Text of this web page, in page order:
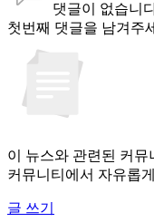
댓글이 없습니
첫번째 댓글을 남겨주
이 뉴스와 관련된 커
커뮤니티에서 자유롭
글 쓰기